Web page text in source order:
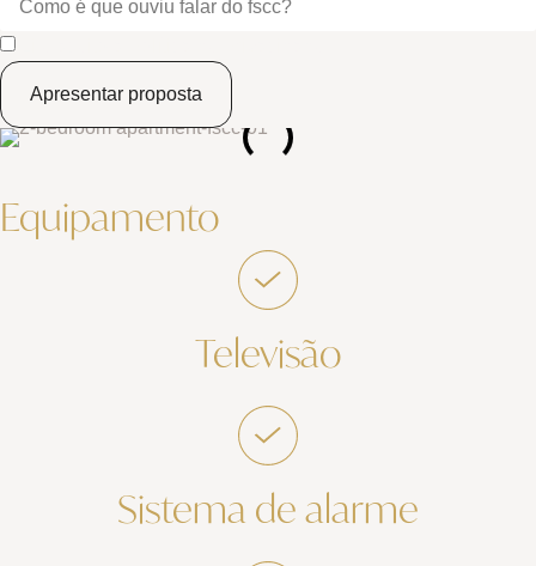
Apresentar proposta
Equipamento
Televisão
Sistema de alarme